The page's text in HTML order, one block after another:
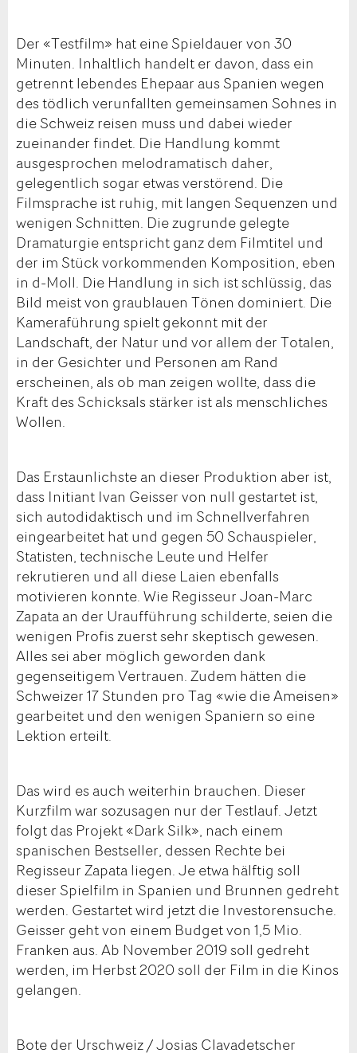
Der «Testfilm» hat eine Spieldauer von 30
Minuten. Inhaltlich handelt er davon, dass ein
getrennt lebendes Ehepaar aus Spanien wegen
des tödlich verunfallten gemeinsamen Sohnes in
die Schweiz reisen muss und dabei wieder
zueinander findet. Die Handlung kommt
ausgesprochen melodramatisch daher,
gelegentlich sogar etwas verstörend. Die
Filmsprache ist ruhig, mit langen Sequenzen und
wenigen Schnitten. Die zugrunde gelegte
Dramaturgie entspricht ganz dem Filmtitel und
der im Stück vorkommenden Komposition, eben
in d-Moll. Die Handlung in sich ist schlüssig, das
Bild meist von graublauen Tönen dominiert. Die
Kameraführung spielt gekonnt mit der
Landschaft, der Natur und vor allem der Totalen,
in der Gesichter und Personen am Rand
erscheinen, als ob man zeigen wollte, dass die
Kraft des Schicksals stärker ist als menschliches
Wollen.
Das Erstaunlichste an dieser Produktion aber ist,
dass Initiant Ivan Geisser von null gestartet ist,
sich autodidaktisch und im Schnellverfahren
eingearbeitet hat und gegen 50 Schauspieler,
Statisten, technische Leute und Helfer
rekrutieren und all diese Laien ebenfalls
motivieren konnte. Wie Regisseur Joan-Marc
Zapata an der Uraufführung schilderte, seien die
wenigen Profis zuerst sehr skeptisch gewesen.
Alles sei aber möglich geworden dank
gegenseitigem Vertrauen. Zudem hätten die
Schweizer 17 Stunden pro Tag «wie die Ameisen»
gearbeitet und den wenigen Spaniern so eine
Lektion erteilt.
Das wird es auch weiterhin brauchen. Dieser
Kurzfilm war sozusagen nur der Testlauf. Jetzt
folgt das Projekt «Dark Silk», nach einem
spanischen Bestseller, dessen Rechte bei
Regisseur Zapata liegen. Je etwa hälftig soll
dieser Spielfilm in Spanien und Brunnen gedreht
werden. Gestartet wird jetzt die Investorensuche.
Geisser geht von einem Budget von 1,5 Mio.
Franken aus. Ab November 2019 soll gedreht
werden, im Herbst 2020 soll der Film in die Kinos
gelangen.
Bote der Urschweiz / Josias Clavadetscher